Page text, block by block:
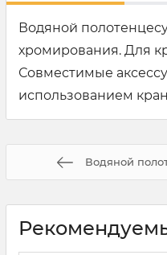
Водяной
хромирования. Для
Совместимые
использованием
Водяной